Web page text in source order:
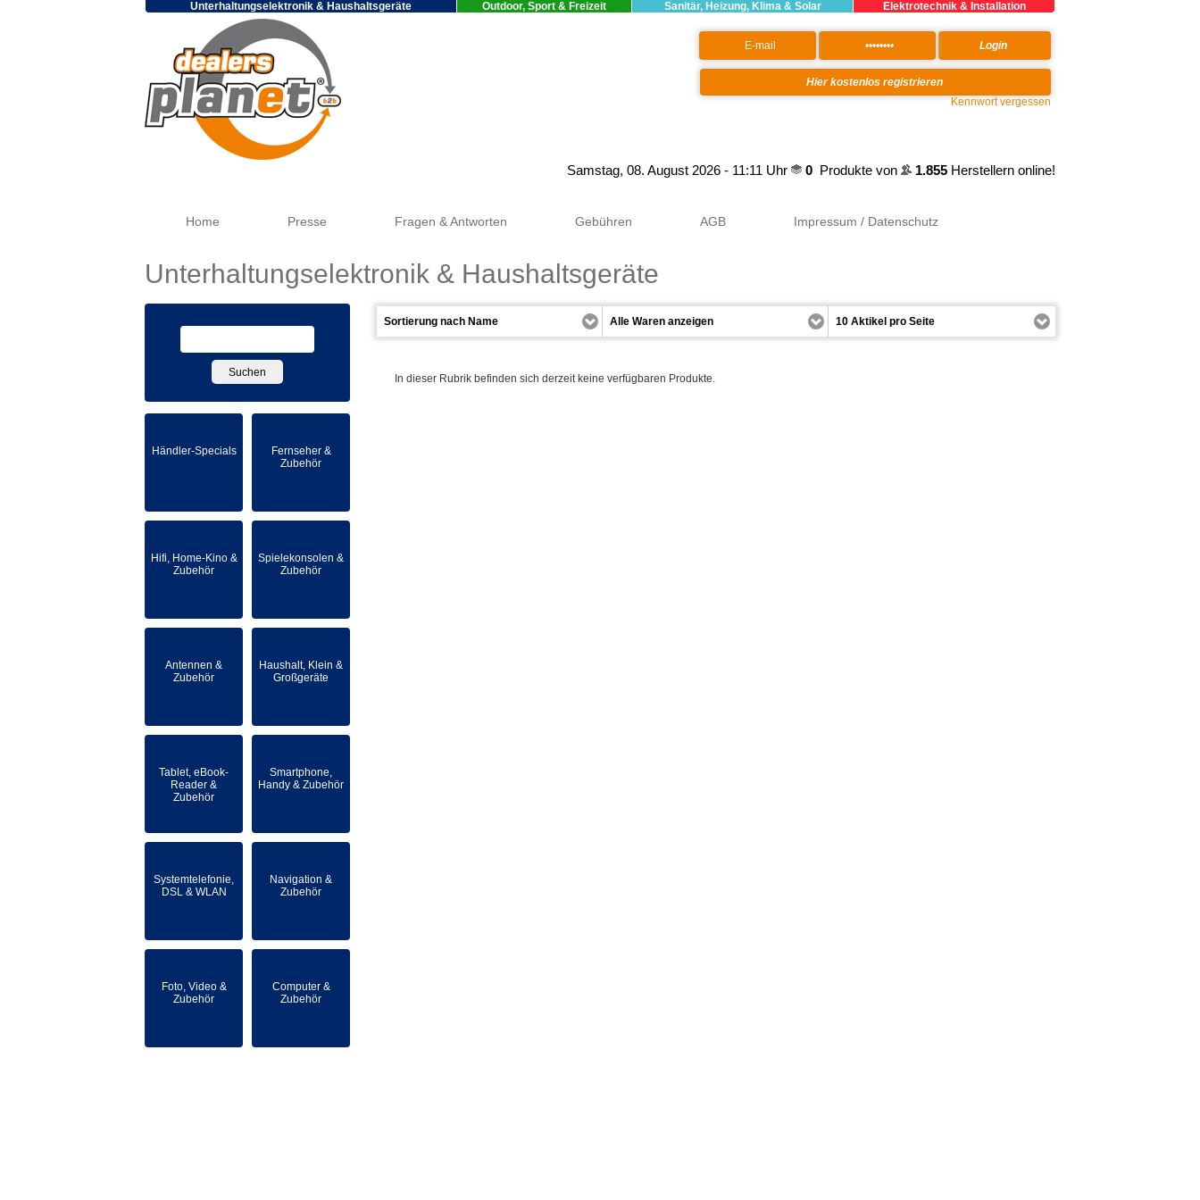
Unterhaltungselektronik & Haushaltsgeräte Outdoor, Sport & Freizeit Sanitär, Heizung, Klima & Solar Elektrotechnik & Installation
Kennwort vergessen
Samstag, 08. August 2026 - 11:11 Uhr 0 Produkte von 1.855 Herstellern online!
Home Presse Fragen & Antworten Gebühren AGB Impressum / Datenschutz
Unterhaltungselektronik & Haushaltsgeräte
In dieser Rubrik befinden sich derzeit keine verfügbaren Produkte.
Händler-Specials
Fernseher &
Zubehör
Hifi, Home-Kino &
Zubehör
Spielekonsolen &
Zubehör
Antennen &
Zubehör
Haushalt, Klein &
Großgeräte
Tablet, eBook-
Reader &
Zubehör
Smartphone,
Handy & Zubehör
Systemtelefonie,
DSL & WLAN
Navigation &
Zubehör
Foto, Video &
Zubehör
Computer &
Zubehör